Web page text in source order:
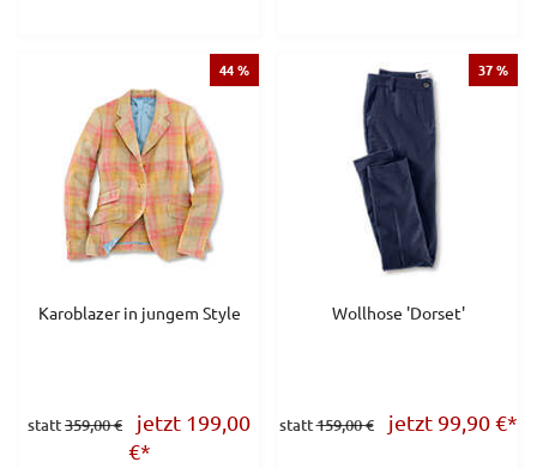
44 %
Karoblazer in jungem Style
statt359,00 €
jetzt 199,00
€*
37 %
Wollhose 'Dorset'
statt159,00 € jetzt 99,90€*